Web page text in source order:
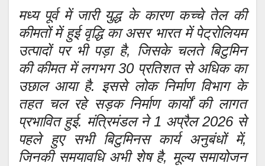
मध्य पूर्व में जारी युद्ध के कारण कच्चे तेल की
कीमतों में हुई वृद्धि का असर भारत में पेट्रोलियम
उत्पादों पर भी पड़ा है, जिसके चलते बिटुमिन
की कीमत में लगभग 30 प्रतिशत से अधिक का
उछाल आया है. इससे लोक निर्माण विभाग के
तहत चल रहे सड़क निर्माण कार्यों की लागत
प्रभावित हुई. मंत्रिमंडल ने 1 अप्रैल 2026 से
पहले हुए सभी बिटुमिनस कार्य अनुबंधों में,
जिनकी समयावधि अभी शेष है, मूल्य समायोजन